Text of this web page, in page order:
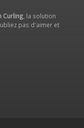
Curling , la solution
pas d'aimer et